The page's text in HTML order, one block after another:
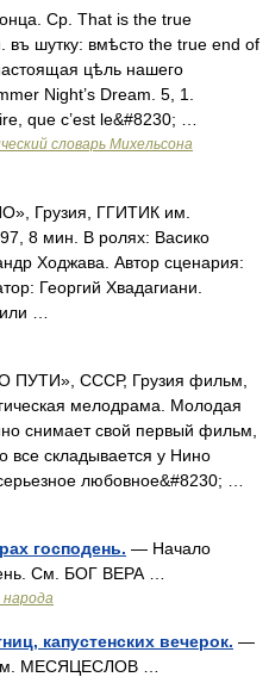
Ср. That is the true
въ шутку: вмѣсто the true end of
цѣль нашего
Night’s Dream. 5, 1.
que c’est le&#8230; …
словарь Михельсона
Грузия, ГГИТИК им.
8 мин. В ролях: Васико
Ходжава. Автор сценария:
Георгий Хвадагиани.
…
ПУТИ», СССР, Грузия фильм,
мелодрама. Молодая
снимает свой первый фильм,
все складывается у Нино
любовное&#8230; …
господень. — Начало
См. БОГ ВЕРА …
народа
капустенских вечерок. —
МЕСЯЦЕСЛОВ …